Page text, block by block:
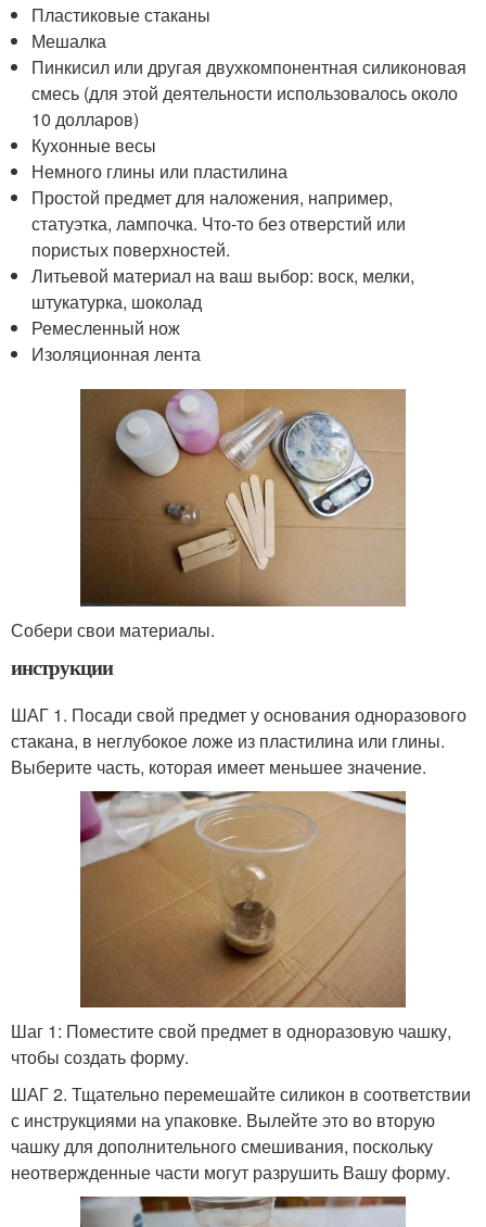
Пластиковые стаканы
Мешалка
Пинкисил или другая двухкомпонентная силиконовая
смесь (для этой деятельности использовалось около
10 долларов)
Кухонные весы
Немного глины или пластилина
Простой предмет для наложения, например,
статуэтка, лампочка. Что-то без отверстий или
пористых поверхностей.
Литьевой материал на ваш выбор: воск, мелки,
штукатурка, шоколад
Ремесленный нож
Изоляционная лента
Собери свои материалы.
инструкции
ШАГ 1. Посади свой предмет у основания одноразового
стакана, в неглубокое ложе из пластилина или глины.
Выберите часть, которая имеет меньшее значение.
Шаг 1: Поместите свой предмет в одноразовую чашку,
чтобы создать форму.
ШАГ 2. Тщательно перемешайте силикон в соответствии
с инструкциями на упаковке. Вылейте это во вторую
чашку для дополнительного смешивания, поскольку
неотвержденные части могут разрушить Вашу форму.